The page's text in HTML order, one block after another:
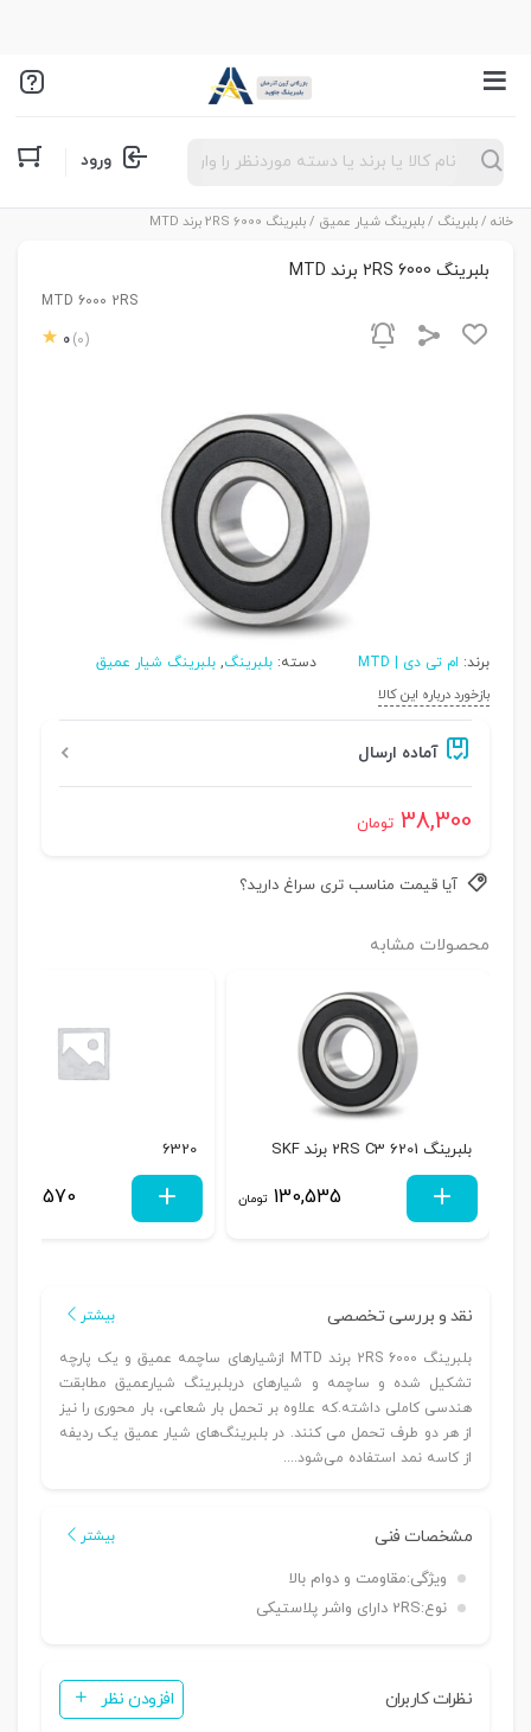
Products
search ورود
خانه /بلبرینگ /بلبرینگ شیار عمیق / بلبرینگ 6000 2RS برند MTD
بلبرینگ 6000 2RS برند MTD
MTD 6000 2RS
0 (0)
برند: ام تی دی | MTD دسته:بلبرینگ,بلبرینگ شیار عمیق
بازخورد درباره این کالا
آماده ارسال
38,300 تومان
آیا قیمت مناسب تری سراغ دارید؟
محصولات مشابه
بلبرینگ 6201 2RS C3 برند SKF
130,535 تومان
6320
2,319,570
نقد و بررسی تخصصی بیشتر
بلبرینگ 6000 2RS برند MTD ازشیارهای ساچمه عمیق و یک پارچه
تشکیل شده و ساچمه و شیارهای دربلبرینگ شیارعمیق مطابقت
هندسی کاملی داشته.که علاوه بر تحمل بار شعاعی، بار محوری را نیز
از هر دو طرف تحمل می کنند. در بلبرینگ‌های شیار عمیق یک ردیفه
از کاسه نمد استفاده می‌شود....
مشخصات فنی بیشتر
ویژگی:مقاومت و دوام بالا
نوع:2RS دارای واشر پلاستیکی
نظرات کاربران افزودن نظر